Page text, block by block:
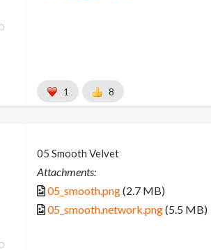
1 8
05 Smooth Velvet
Attachments:
05_smooth.png(2.7 MB)
05_smooth.network.png(5.5 MB)